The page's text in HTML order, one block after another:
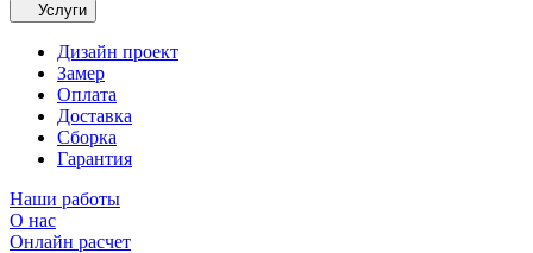
Услуги
Дизайн проект
Замер
Оплата
Доставка
Сборка
Гарантия
Наши работы
О нас
Онлайн расчет